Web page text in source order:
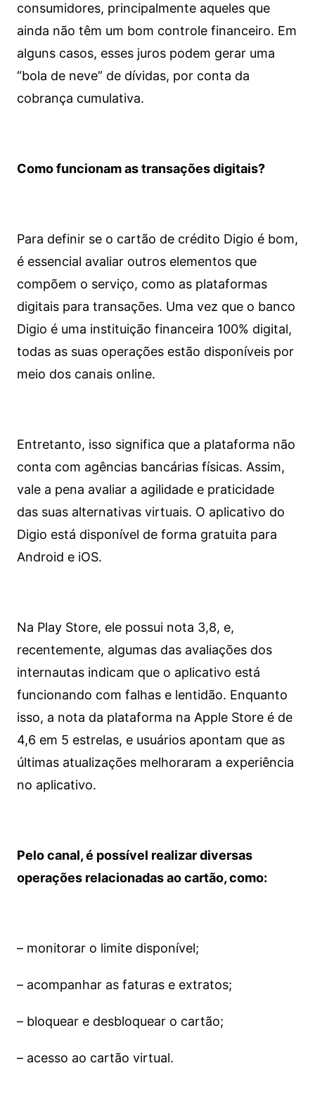
consumidores, principalmente aqueles que
ainda não têm um bom controle financeiro. Em
alguns casos, esses juros podem gerar uma
“bola de neve” de dívidas, por conta da
cobrança cumulativa.
Como funcionam as transações digitais?
Para definir se o cartão de crédito Digio é bom,
é essencial avaliar outros elementos que
compõem o serviço, como as plataformas
digitais para transações. Uma vez que o banco
Digio é uma instituição financeira 100% digital,
todas as suas operações estão disponíveis por
meio dos canais online.
Entretanto, isso significa que a plataforma não
conta com agências bancárias físicas. Assim,
vale a pena avaliar a agilidade e praticidade
das suas alternativas virtuais. O aplicativo do
Digio está disponível de forma gratuita para
Android e iOS.
Na Play Store, ele possui nota 3,8, e,
recentemente, algumas das avaliações dos
internautas indicam que o aplicativo está
funcionando com falhas e lentidão. Enquanto
isso, a nota da plataforma na Apple Store é de
4,6 em 5 estrelas, e usuários apontam que as
últimas atualizações melhoraram a experiência
no aplicativo.
Pelo canal, é possível realizar diversas
operações relacionadas ao cartão, como:
– monitorar o limite disponível;
– acompanhar as faturas e extratos;
– bloquear e desbloquear o cartão;
– acesso ao cartão virtual.